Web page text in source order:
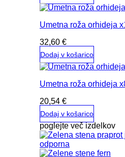
Umetna roža orhideja
32,60 €
Dodaj v košarico
Umetna roža orhideja
20,54 €
Dodaj v košarico
poglejte več izdelkov